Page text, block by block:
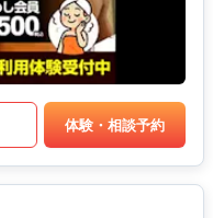
体験・相談予約